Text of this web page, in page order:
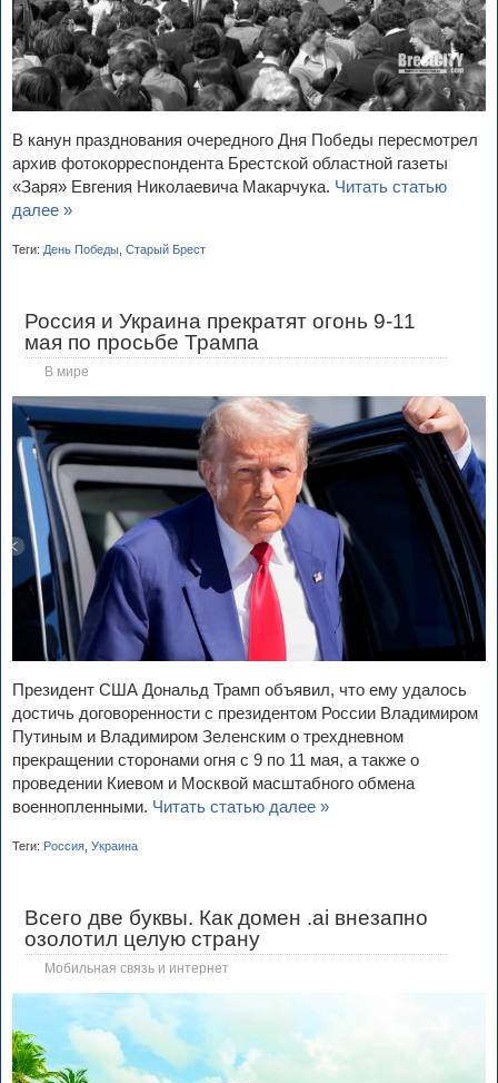
В канун празднования очередного Дня Победы пересмотрел
архив фотокорреспондента Брестской областной газеты
«Заря» Евгения Николаевича Макарчука. Читать статью
далее »
Теги: День Победы Старый Брест
Россия и Украина прекратят огонь 9-11
мая по просьбе Трампа
В мире
Президент США Дональд Трамп объявил, что ему удалось
достичь договоренности с президентом России Владимиром
Путиным и Владимиром Зеленским о трехдневном
прекращении сторонами огня с 9 по 11 мая, а также о
проведении Киевом и Москвой масштабного обмена
военнопленными. Читать статью далее »
Теги: Россия Украина
Всего две буквы. Как домен .ai внезапно
озолотил целую страну
Мобильная связь и интернет